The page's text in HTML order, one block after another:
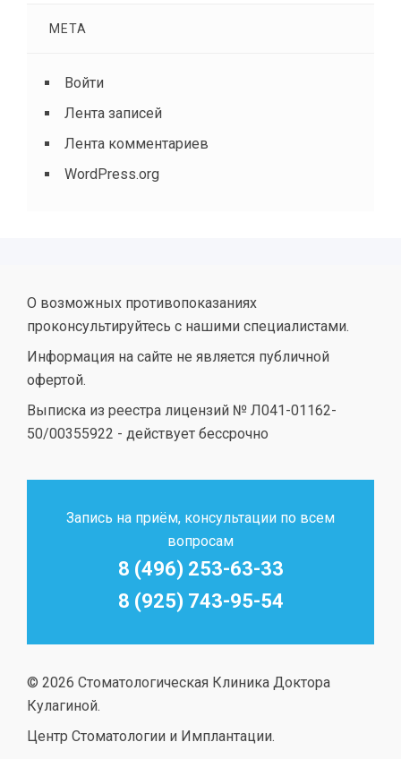
МЕТА
Войти
Лента записей
Лента комментариев
WordPress.org
О возможных противопоказаниях
проконсультируйтесь с нашими специалистами.
Информация на сайте не является публичной
офертой.
Выписка из реестра лицензий № Л041-01162-
50/00355922 - действует бессрочно
Запись на приём, консультации по всем
вопросам
8 (496) 253-63-33
8 (925) 743-95-54
© 2026 Стоматологическая Клиника Доктора
Кулагиной.
Центр Стоматологии и Имплантации.